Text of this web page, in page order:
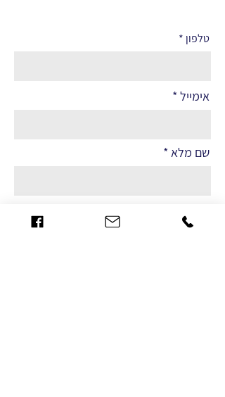
טלפון
אימייל
שם מלא